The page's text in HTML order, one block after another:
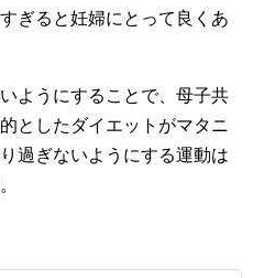
ぎると妊婦にとって良くあ
ようにすることで、母子共
としたダイエットがマタニ
過ぎないようにする運動は